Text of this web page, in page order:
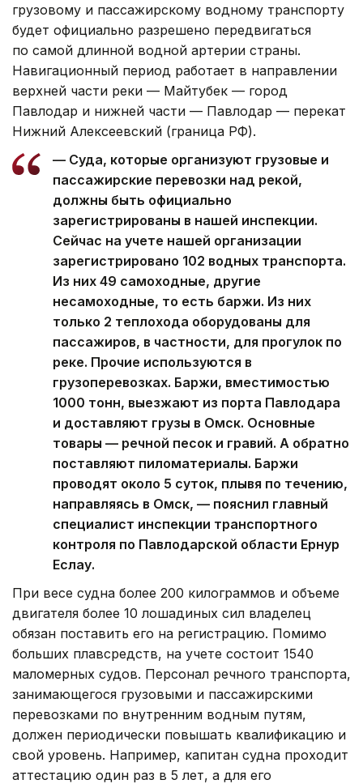
грузовому и пассажирскому водному транспорту
будет официально разрешено передвигаться
по самой длинной водной артерии страны.
Навигационный период работает в направлении
верхней части реки — Майтубек — город
Павлодар и нижней части — Павлодар — перекат
Нижний Алексеевский (граница РФ).
— Суда, которые организуют грузовые и
пассажирские перевозки над рекой,
должны быть официально
зарегистрированы в нашей инспекции.
Сейчас на учете нашей организации
зарегистрировано 102 водных транспорта.
Из них 49 самоходные, другие
несамоходные, то есть баржи. Из них
только 2 теплохода оборудованы для
пассажиров, в частности, для прогулок по
реке. Прочие используются в
грузоперевозках. Баржи, вместимостью
1000 тонн, выезжают из порта Павлодара
и доставляют грузы в Омск. Основные
товары — речной песок и гравий. А обратно
поставляют пиломатериалы. Баржи
проводят около 5 суток, плывя по течению,
направляясь в Омск, — пояснил главный
специалист инспекции транспортного
контроля по Павлодарской области Ернур
Еслау.
При весе судна более 200 килограммов и объеме
двигателя более 10 лошадиных сил владелец
обязан поставить его на регистрацию. Помимо
больших плавсредств, на учете состоит 1540
маломерных судов. Персонал речного транспорта,
занимающегося грузовыми и пассажирскими
перевозками по внутренним водным путям,
должен периодически повышать квалификацию и
свой уровень. Например, капитан судна проходит
аттестацию один раз в 5 лет, а для его